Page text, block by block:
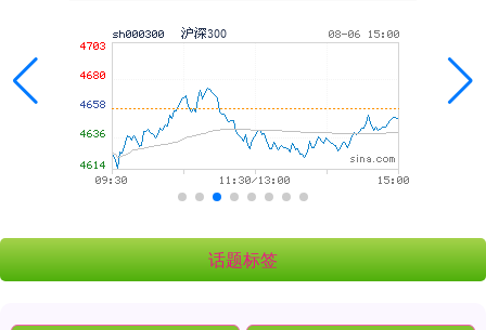
话题标签